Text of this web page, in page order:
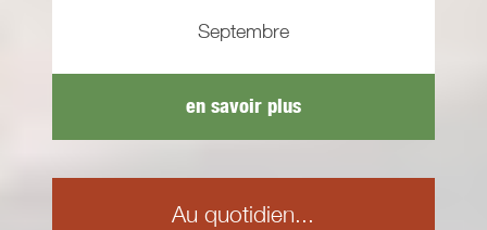
Septembre
en savoir plus
Au quotidien...